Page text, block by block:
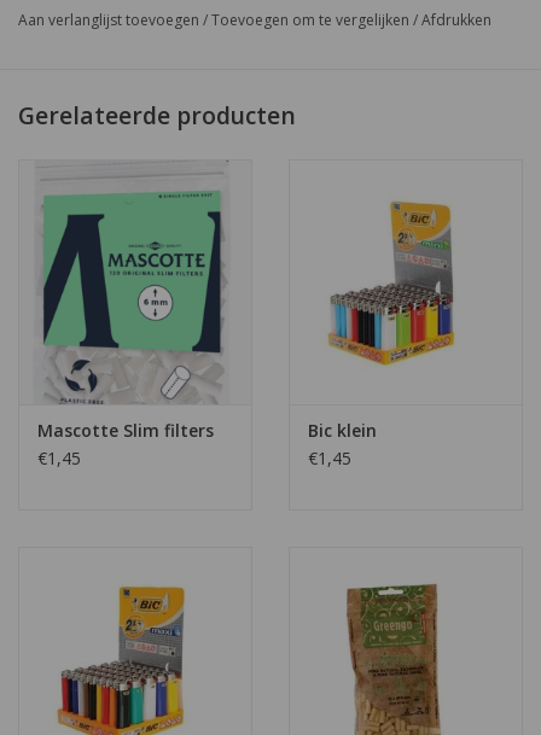
Aan verlanglijst toevoegen /Toevoegen om te vergelijken /Afdrukken
Gerelateerde producten
Mascotte Slim filters
€1,45
Bic klein
€1,45